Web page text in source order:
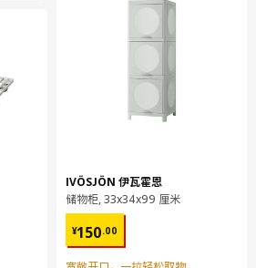
IVÖSJÖN 伊瓦霍恩
储物柜, 33x34x99 厘米
¥150.00
¥ 150.00